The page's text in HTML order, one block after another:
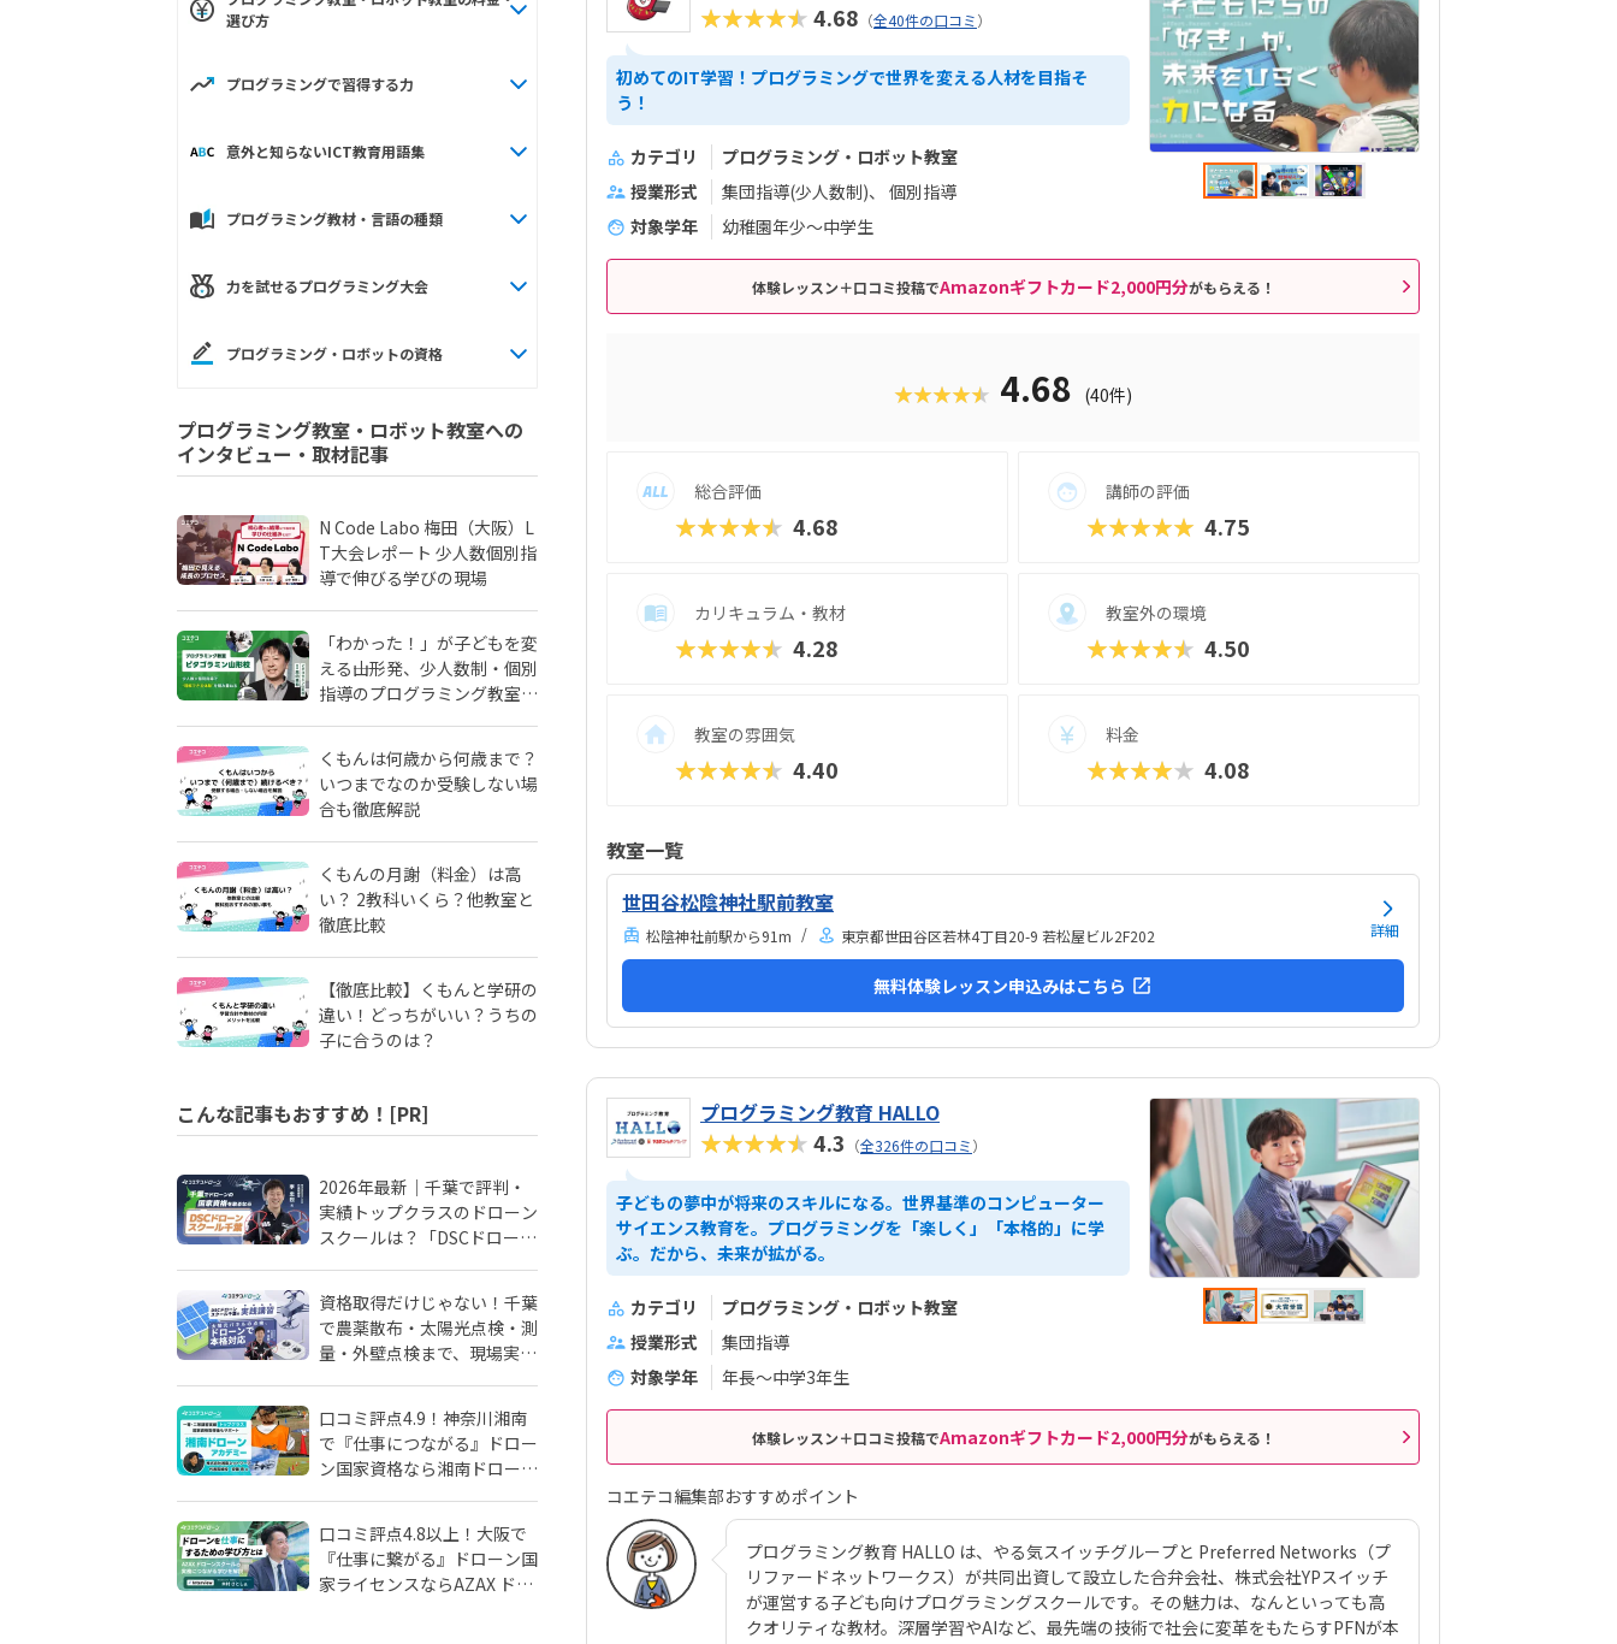
選び方
プログラミングで習得する力
意外と知らないICT教育用語集
プログラミング教材・言語の種類
力を試せるプログラミング大会
プログラミング・ロボットの資格
プログラミング教室・ロボット教室への
インタビュー・取材記事
N Code Labo 梅田（大阪）L
T大会レポート 少人数個別指
導で伸びる学びの現場
「わかった！」が子どもを変
える――山形発、少人数制・個別
指導のプログラミング教室
くもんは何歳から何歳まで？
いつまでなのか受験しない場
合も徹底解説
くもんの月謝（料金）は高
い？ 2教科いくら？他教室と
徹底比較
【徹底比較】くもんと学研の
違い！どっちがいい？うちの
子に合うのは？
こんな記事もおすすめ！[PR]
2026年最新｜千葉で評判・
実績トップクラスのドローン
スクールは？「DSCドローン
資格取得だけじゃない！千葉
で農薬散布・太陽光点検・測
量・外壁点検まで、現場実務
口コミ評点4.9！神奈川湘南
で『仕事につながる』ドロー
ン国家資格なら湘南ドローン
口コミ評点4.8以上！大阪で
『仕事に繋がる』ドローン国
家ライセンスならAZAX ドロ
★★★★★4.68 （全40件の口コミ）
初めてのIT学習！プログラミングで世界を変える人材を目指そ
う！
カテゴリ
プログラミング・ロボット教室
授業形式
集団指導(少人数制)
個別指導
対象学年
幼稚園年少〜中学生
体験レッスン＋口コミ投稿でAmazonギフトカード2,000円分がもらえる！
★★★★★ 4.68 (40件)
総合評価
★★★★★ 4.68
講師の評価
★★★★★ 4.75
カリキュラム・教材
★★★★★ 4.28
教室外の環境
★★★★★ 4.50
教室の雰囲気
★★★★★ 4.40
料金
★★★★★ 4.08
教室一覧
世田谷松陰神社駅前教室
松陰神社前駅から91m 東京都世田谷区若林4丁目20-9 若松屋ビル2F202 詳細
無料体験レッスン申込みはこちら
プログラミング教育 HALLO
★★★★★4.3 （全326件の口コミ）
子どもの夢中が将来のスキルになる。世界基準のコンピューター
サイエンス教育を。プログラミングを「楽しく」「本格的」に学
ぶ。だから、未来が拡がる。
カテゴリ
プログラミング・ロボット教室
授業形式
集団指導
対象学年
年長～中学3年生
体験レッスン＋口コミ投稿でAmazonギフトカード2,000円分がもらえる！
コエテコ編集部おすすめポイント
プログラミング教育 HALLO は、やる気スイッチグループと Preferred Networks（プ
リファードネットワークス）が共同出資して設立した合弁会社、株式会社YPスイッチ
が運営する子ども向けプログラミングスクールです。その魅力は、なんといっても高
クオリティな教材。深層学習やAIなど、最先端の技術で社会に変革をもたらすPFNが本